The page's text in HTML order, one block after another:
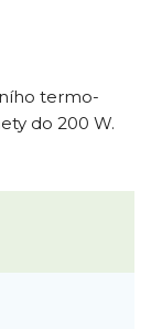
termo-
do 200 W.